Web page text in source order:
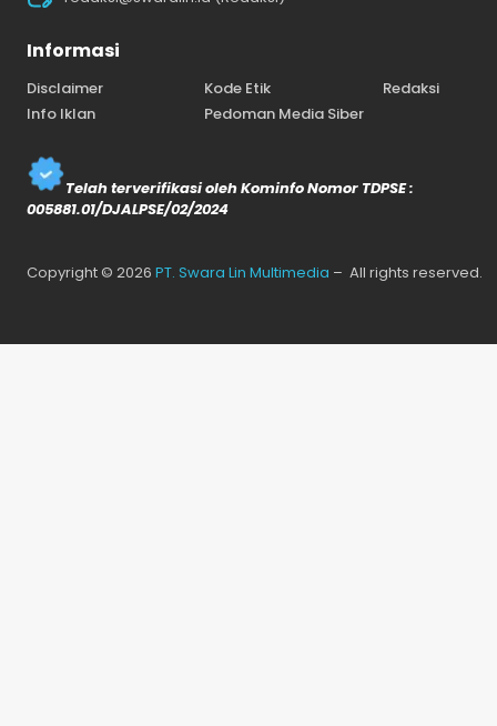
Informasi
Disclaimer Kode Etik
Redaksi
Info Iklan
Pedoman Media Siber
Telah terverifikasi oleh Kominfo Nomor TDPSE :
005881.01/DJALPSE/02/2024
Copyright © 2026 PT. Swara Lin Multimedia – All rights reserved.